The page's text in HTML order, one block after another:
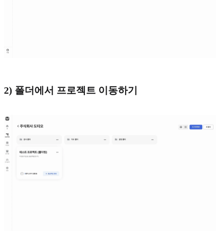
2) 폴더에서 프로젝트 이동하기